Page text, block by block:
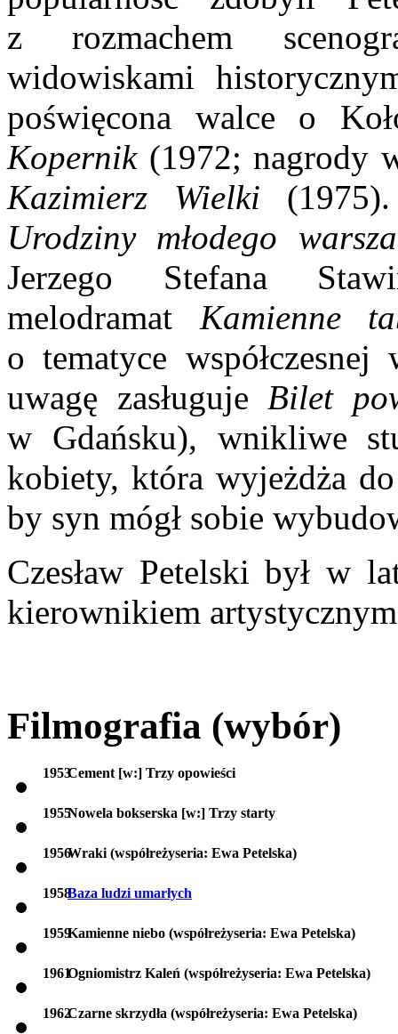
z rozmachem
widowiskami
poświęcona walce o
Kopernik(1972; nagrody
Kazimierz Wielki
Urodziny młodego
Jerzego Stefana
melodramat Kamienne
o tematyce
uwagę zasługuje Bilet
w Gdańsku), wnikliwe
kobiety, która wyjeżdża
by syn mógł sobie
Czesław Petelski był w
kierownikiem
Filmografia (wybór)
1953Cement [w:] Trzy opowieści
1955Nowela bokserska [w:] Trzy starty
1956Wraki (współreżyseria: Ewa Petelska)
1958Baza ludzi umarłych
1959Kamienne niebo (współreżyseria: Ewa Petelska)
1961Ogniomistrz Kaleń (współreżyseria: Ewa Petelska)
1962Czarne skrzydła (współreżyseria: Ewa Petelska)